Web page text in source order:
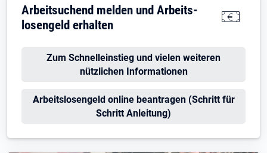
Arbeitsuchend melden und Arbeits­
losengeld erhalten
Zum Schnelleinstieg und vielen weiteren
nützlichen Informationen
Arbeitslosengeld online beantragen (Schritt für
Schritt Anleitung)